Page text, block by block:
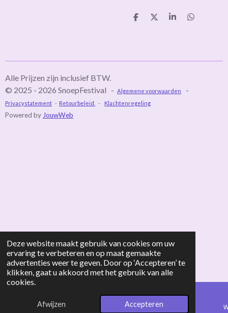
Deze website maakt gebruik van cookies om uw
ervaring te verbeteren en op maat gemaakte
advertenties weer te geven. Door op ‘Accepteren’ te
klikken, gaat u akkoord met het gebruik van alle
cookies.
Afwijzen Accepteren
D
D
S
D
Alle Prijzen zijn inclusief BTW.
© 2025 - 2026 SnoepFestival - Algemene voorwaarden -
Privacystatement - Retourbeleid. - Klachtenregeling
Powered by JouwWeb
E-mailadres Telefoonnummer